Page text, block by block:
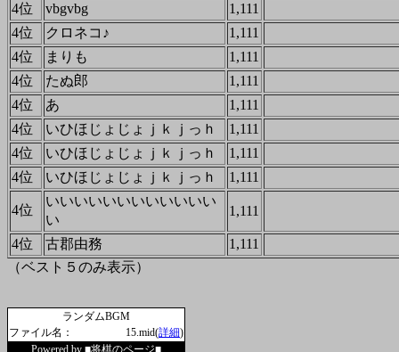
4位
vbgvbg
1,111
4位
クロネコ♪
1,111
4位
まりも
1,111
4位
たぬ郎
1,111
4位
あ
1,111
4位
いひほじょじょｊｋｊっｈ
1,111
4位
いひほじょじょｊｋｊっｈ
1,111
4位
いひほじょじょｊｋｊっｈ 1,111
4位
いいいいいいいいいいいい
い
1,111
4位 古郡由務
1,111
（ベスト５のみ表示）
ランダムBGM
ファイル名：
15.mid(詳細)